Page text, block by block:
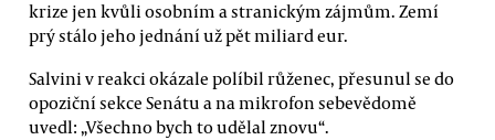
krize jen kvůli osobním a stranickým zájmům. Zemí
prý stálo jeho jednání už pět miliard eur.
Salvini v reakci okázale políbil růženec, přesunul se do
opoziční sekce Senátu a na mikrofon sebevědomě
uvedl: „Všechno bych to udělal znovu“.